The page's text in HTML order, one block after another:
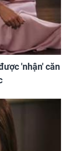
'nhận' căn